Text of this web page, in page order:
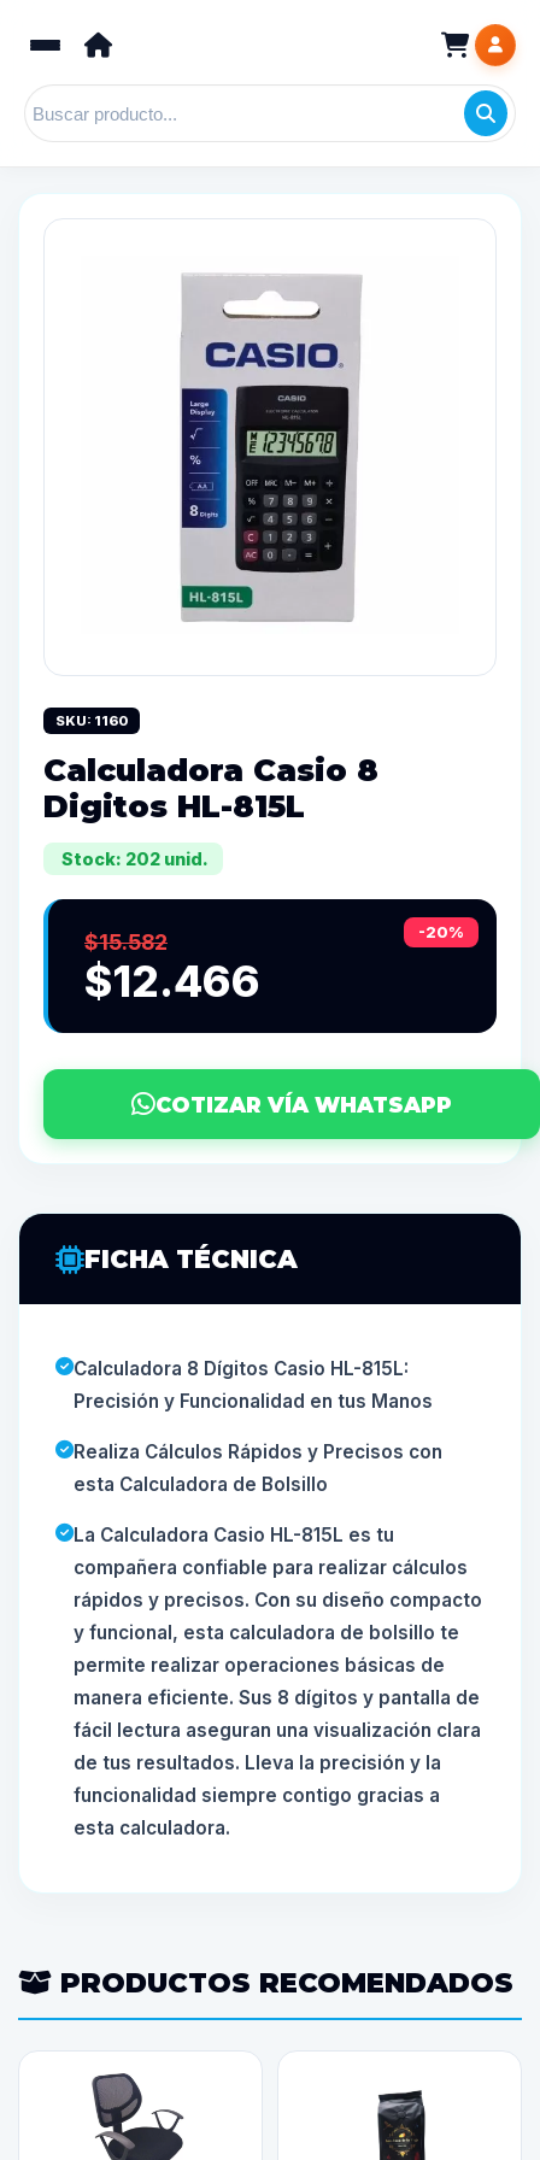
SKU: 1160
Calculadora Casio 8
Digitos HL-815L
Stock: 202 unid.
-20%
$15.582
$12.466
COTIZAR VÍA WHATSAPP
FICHA TÉCNICA
Calculadora 8 Dígitos Casio HL-815L:
Precisión y Funcionalidad en tus Manos
Realiza Cálculos Rápidos y Precisos con
esta Calculadora de Bolsillo
La Calculadora Casio HL-815L es tu
compañera confiable para realizar cálculos
rápidos y precisos. Con su diseño compacto
y funcional, esta calculadora de bolsillo te
permite realizar operaciones básicas de
manera eficiente. Sus 8 dígitos y pantalla de
fácil lectura aseguran una visualización clara
de tus resultados. Lleva la precisión y la
funcionalidad siempre contigo gracias a
esta calculadora.
PRODUCTOS RECOMENDADOS